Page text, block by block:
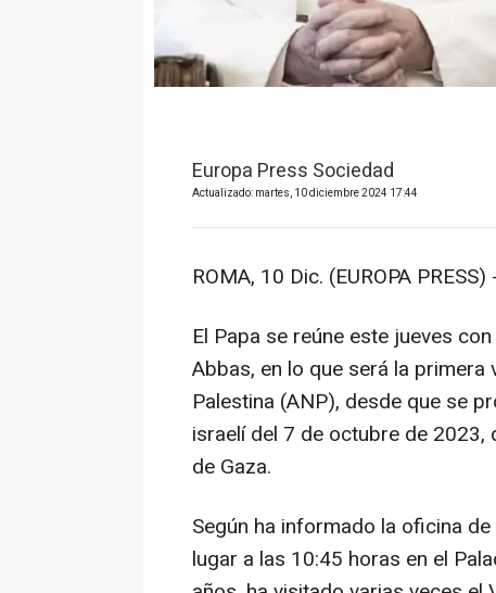
Europa Press Sociedad
Actualizado: martes, 10 diciembre 2024 17:44
ROMA, 10 Dic. (EUROPA PRESS)
El Papa se reúne este jueves
Abbas, en lo que será la
Palestina (ANP), desde que se
israelí del 7 de octubre de 2023,
de Gaza.
Según ha informado la oficina
lugar a las 10:45 horas en el